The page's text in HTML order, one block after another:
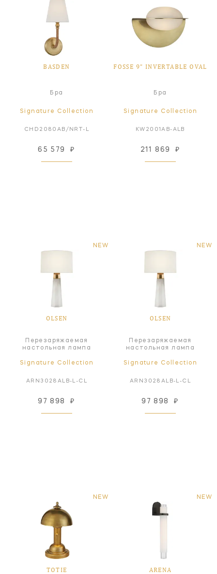
BASDEN
Бра
Signature Collection
CHD2080AB/NRT-L
65 579 ₽
FOSSE 9" INVERTABLE OVAL
Бра
Signature Collection
KW2001AB-ALB
211 869 ₽
NEW
OLSEN
Перезаряжаемая
настольная лампа
Signature Collection
ARN3028ALB-L-CL
97 898 ₽
NEW
OLSEN
Перезаряжаемая
настольная лампа
Signature Collection
ARN3028ALB-L-CL
97 898 ₽
NEW
TOTIE
NEW
ARENA